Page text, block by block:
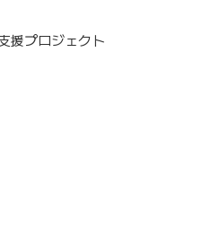
援プロジェクト